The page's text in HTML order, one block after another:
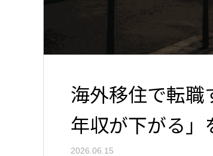
海外移住で転職
年収が下がる」
2026.06.15